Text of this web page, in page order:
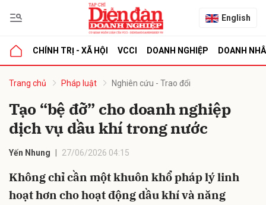
English
CHÍNH TRỊ - XÃ HỘI VCCI DOANH NGHIỆP DOANH
Trang chủ Pháp luật Nghiên cứu - Trao đổi
Tạo “bệ đỡ” cho doanh nghiệp
dịch vụ dầu khí trong nước
Yến Nhung 27/06/2026 04:15
Không chỉ cần một khuôn khổ pháp lý linh
hoạt hơn cho hoạt động dầu khí và năng
luận
Hủy